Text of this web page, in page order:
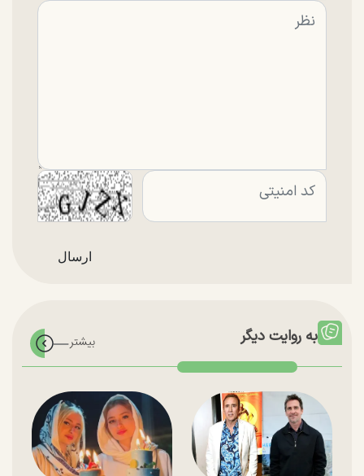
به روایت دیگر